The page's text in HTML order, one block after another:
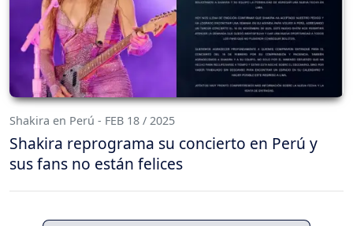
Shakira en Perú - FEB 18 / 2025
Shakira reprograma su concierto en Perú y
sus fans no están felices